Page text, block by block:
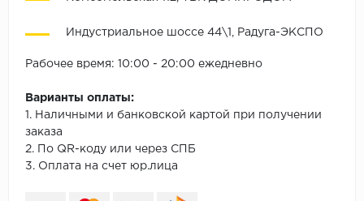
Индустриальное шоссе 44\1, Радуга-ЭКСПО
Рабочее время: 10:00 - 20:00 ежедневно
Варианты оплаты:
1. Наличными и банковской картой при получении
заказа
2. По QR-коду или через СПБ
3. Оплата на счет юр.лица